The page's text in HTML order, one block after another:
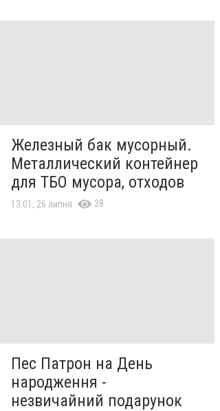
Железный бак мусорный.
Металлический контейнер
для ТБО мусора, отходов
13:01, 26 липня 28
Пес Патрон на День
народження -
незвичайний подарунок